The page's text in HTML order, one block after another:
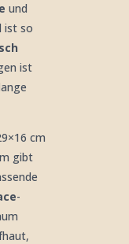
und
ist so
ist
cm
gibt
-